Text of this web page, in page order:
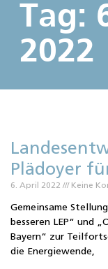
Tag:
2022
Plädoyer
6. April 2022 Keine
Gemeinsame
besseren LEP“ und
Bayern“ zur
die Energiewende,